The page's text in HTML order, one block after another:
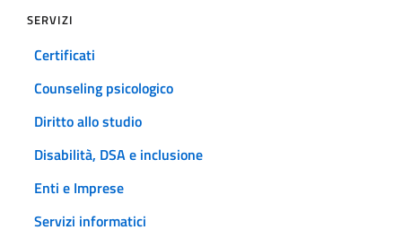
SERVIZI
Certificati
Counseling psicologico
Diritto allo studio
Disabilità, DSA e inclusione
Enti e Imprese
Servizi informatici